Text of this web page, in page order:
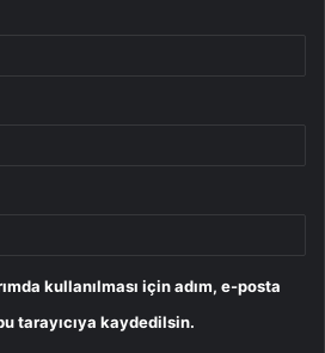
kullanılması için adım, e-posta
tarayıcıya kaydedilsin.